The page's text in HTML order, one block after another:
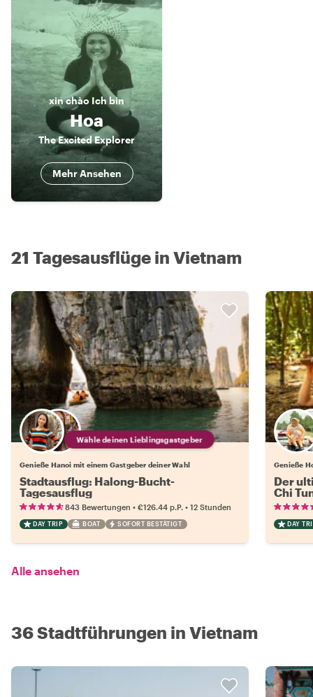
xin chào Ich bin
Hoa
The Excited Explorer
Mehr Ansehen
21 Tagesausflüge in Vietnam
Wähle deinen Lieblingsgastgeber
Genieße Hanoi mit einem Gastgeber deiner Wahl
Stadtausflug: Halong-Bucht-
Tagesausflug
843 Bewertungen • €126.44 p.P. • 12 Stunden
DAY TRIP BOAT SOFORT BESTÄTIGT
Genieße
Der
Chi
DAY
Alle ansehen
36 Stadtführungen in Vietnam